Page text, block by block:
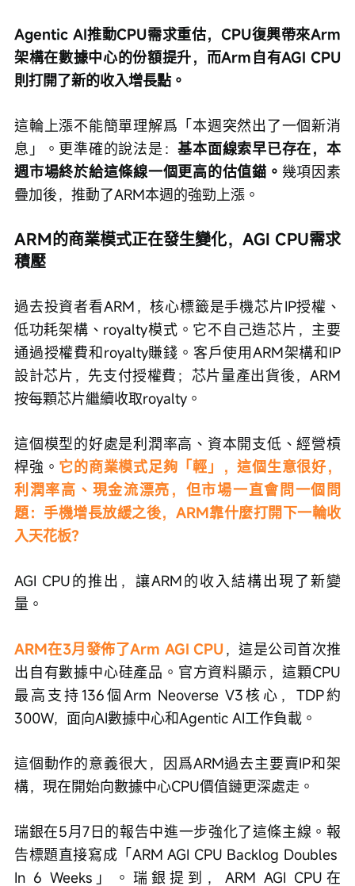
Agentic AI推動CPU需求重估，CPU復興帶來Arm
架構在數據中心的份額提升，而Arm自有AGI CPU
則打開了新的收入增長點。
這輪上漲不能簡單理解爲「本週突然出了一個新消
息」。更準確的說法是：基本面線索早已存在，本
週市場終於給這條線一個更高的估值錨。 幾項因素
疊加後，推動了ARM本週的強勁上漲。
ARM的商業模式正在發生變化，AGI CPU需求
積壓
過去投資者看ARM，核心標籤是手機芯片IP授權、
低功耗架構、royalty模式。它不自己造芯片，主要
通過授權費和royalty賺錢。客戶使用ARM架構和IP
設計芯片，先支付授權費；芯片量產出貨後，ARM
按每顆芯片繼續收取royalty。
這個模型的好處是利潤率高、資本開支低、經營槓
桿強。 它的商業模式足夠「輕」，這個生意很好，
利潤率高、現金流漂亮，但市場一直會問一個問
題：手機增長放緩之後，ARM靠什麼打開下一輪收
入天花板？
AGI CPU的推出，讓ARM的收入結構出現了新變
量。
ARM在3月發佈了Arm AGI CPU ，這是公司首次推
出自有數據中心硅產品。官方資料顯示，這顆CPU
最高支持136個Arm Neoverse V3核心，TDP約
300W，面向AI數據中心和Agentic AI工作負載。
這個動作的意義很大，因爲ARM過去主要賣IP和架
構，現在開始向數據中心CPU價值鏈更深處走。
瑞銀在5月7日的報告中進一步強化了這條主線。報
告標題直接寫成「ARM AGI CPU Backlog Doubles
In 6 Weeks」。瑞銀提到，ARM AGI CPU在